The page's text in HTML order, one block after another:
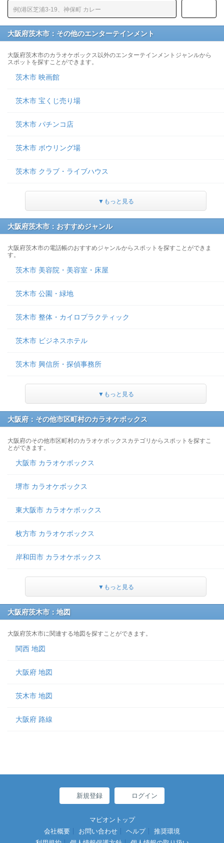
大阪府茨木市：その他のエンターテインメント
大阪府茨木市のカラオケボックス以外のエンターテインメントジャンルから
スポットを探すことができます。
茨木市 映画館
茨木市 宝くじ売り場
茨木市 パチンコ店
茨木市 ボウリング場
茨木市 クラブ・ライブハウス
▼もっと見る
大阪府茨木市：おすすめジャンル
大阪府茨木市の電話帳のおすすめジャンルからスポットを探すことができま
す。
茨木市 美容院・美容室・床屋
茨木市 公園・緑地
茨木市 整体・カイロプラクティック
茨木市 ビジネスホテル
茨木市 興信所・探偵事務所
▼もっと見る
大阪府：その他市区町村のカラオケボックス
大阪府のその他市区町村のカラオケボックスカテゴリからスポットを探すこ
とができます。
大阪市 カラオケボックス
堺市 カラオケボックス
東大阪市 カラオケボックス
枚方市 カラオケボックス
岸和田市 カラオケボックス
▼もっと見る
大阪府茨木市：地図
大阪府茨木市に関連する地図を探すことができます。
関西 地図
大阪府 地図
茨木市 地図
大阪府 路線
新規登録 ログイン
マピオントップ
会社概要
お問い合わせ ヘルプ
推奨環境